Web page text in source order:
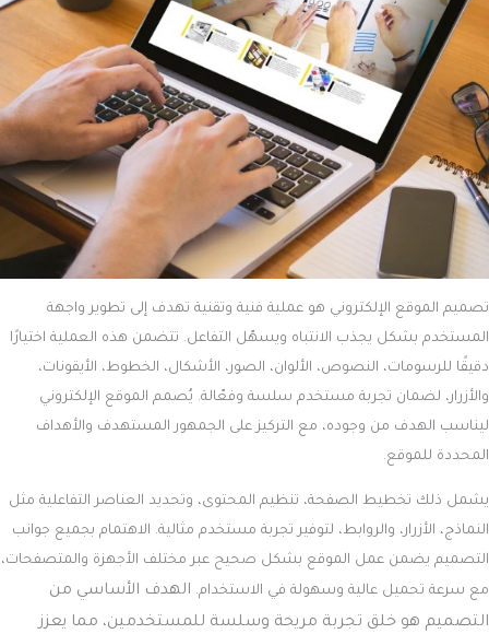
تصميم الموقع الإلكتروني هو عملية فنية وتقنية تهدف إلى تطوير واجهة
المستخدم بشكل يجذب الانتباه ويسهّل التفاعل. تتضمن هذه العملية اختيارًا
دقيقًا للرسومات، النصوص، الألوان، الصور، الأشكال، الخطوط، الأيقونات،
والأزرار، لضمان تجربة مستخدم سلسة وفعّالة. يُصمم الموقع الإلكتروني
ليناسب الهدف من وجوده، مع التركيز على الجمهور المستهدف والأهداف
المحددة للموقع.
يشمل ذلك تخطيط الصفحة، تنظيم المحتوى، وتحديد العناصر التفاعلية مثل
النماذج، الأزرار، والروابط، لتوفير تجربة مستخدم مثالية. الاهتمام بجميع جوانب
التصميم يضمن عمل الموقع بشكل صحيح عبر مختلف الأجهزة والمتصفحات،
مع سرعة تحميل عالية وسهولة في الاستخدام. الهدف الأساسي من
التصميم هو خلق تجربة مريحة وسلسة للمستخدمين، مما يعزز